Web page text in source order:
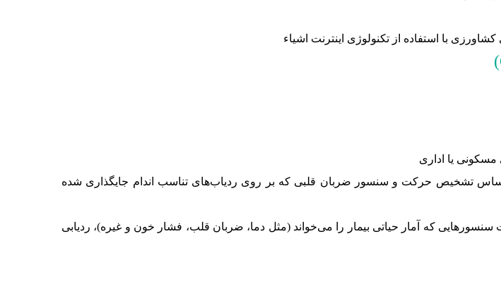
با استفاده از تکنولوژی اینترنت اشیاء
یا اداری
اساس تشخیص حرکت و سنسور ضربان قلبی که بر روی ردیاب‌های تناسب اندام جایگذاری شده
که آمار حیاتی بیمار را می‌خواند (مثل دما، ضربان قلب، فشار خون و غیره)، ردیابی